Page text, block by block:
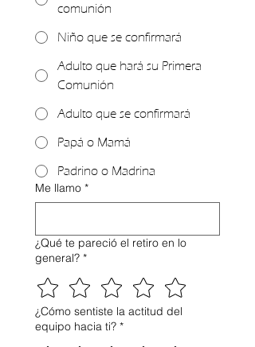
comunión
Niño que se confirmará
Adulto que hará su Primera
Comunión
Adulto que se confirmará
Papá o Mamá
Padrino o Madrina
Me llamo *
¿Qué te pareció el retiro en lo
general? *
¿Cómo sentiste la actitud del
equipo hacia ti? *